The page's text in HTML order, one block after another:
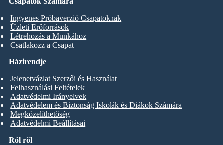
Ingyenes Próbaverzió Csapatoknak
Üzleti Erőforrások
Létrehozás a Munkához
Csatlakozz a Csapat
Ról ről
Házirendje
Jelenetvázlat Szerzői és Használat
Felhasználási Feltételek
Adatvédelmi Irányelvek
Adatvédelem és Biztonság Iskolák és Diákok Számára
Megközelíthetőség
Adatvédelmi Beállításai